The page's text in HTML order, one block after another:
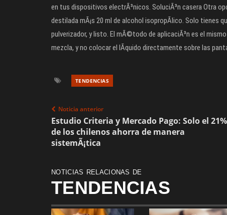
en tus dispositivos electrÃ³nicos. SoluciÃ³n casera Otra
destilada mÃ¡s 20 ml de alcohol isopropÃ­lico. Solo tienes
pulverizador, y listo. El mÃ©todo de aplicaciÃ³n es el
mezcla, y no colocar el lÃ­quido directamente sobre las
TENDENCIAS
Noticia anterior
Estudio Criteria y Mercado Pago: Solo el 21%
de los chilenos ahorra de manera
sistemÃ¡tica
NOTICIAS RELACIONAS DE
TENDENCIAS